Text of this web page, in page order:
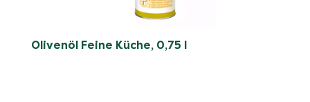
Olivenöl Feine Küche, 0,75 l